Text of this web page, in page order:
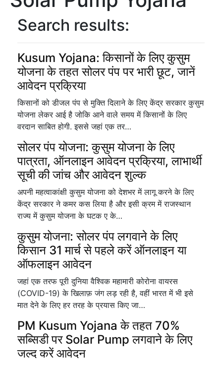
Search results:
Kusum Yojana: किसानों के लिए कुसुम
योजना के तहत सोलर पंप पर भारी छूट, जानें
आवेदन प्रक्रिया
किसानों को डीजल पंप से मुक्ति दिलाने के लिए केंद्र सरकार कुसुम
योजना लेकर आई है जोकि आने वाले समय में किसानों के लिए
वरदान साबित होगी. इससे जहां एक तर…
सोलर पंप योजना: कुसुम योजना के लिए
पात्रता, ऑनलाइन आवेदन प्रक्रिया, लाभार्थी
सूची की जांच और आवेदन शुल्क
अपनी महत्वाकांक्षी कुसुम योजना को देशभर में लागू करने के लिए
केंद्र सरकार ने कमर कस लिया है और इसी क्रम में राजस्थान
राज्य में कुसुम योजना के घटक ए के…
कुसुम योजना: सोलर पंप लगवाने के लिए
किसान 31 मार्च से पहले करें ऑनलाइन या
ऑफलाइन आवेदन
जहां एक तरफ पूरी दुनिया वैश्विक महामारी कोरोना वायरस
(COVID-19) के खिलाफ़ जंग लड़ रही है, वहीं भारत में भी इसे
मात देने के लिए हर तरह के प्रयास किए जा…
PM Kusum Yojana के तहत 70%
सब्सिडी पर Solar Pump लगवाने के लिए
जल्द करें आवेदन